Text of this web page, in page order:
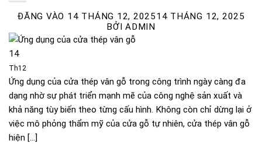
ĐĂNG VÀO 14 THÁNG 12, 202514 THÁNG 12, 2025
BỞIADMIN
14
Th12
Ứng dụng của cửa thép vân gỗ trong công trình ngày càng đa
dạng nhờ sự phát triển mạnh mẽ của công nghệ sản xuất và
khả năng tùy biến theo từng cấu hình. Không còn chỉ dừng lại ở
việc mô phỏng thẩm mỹ của cửa gỗ tự nhiên, cửa thép vân gỗ
hiện […]